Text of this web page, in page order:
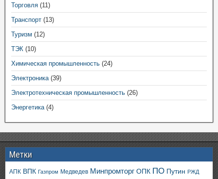
Торговля (11)
Транспорт (13)
Туризм (12)
ТЭК (10)
Химическая промышленность (24)
Электроника(39)
Электротехническая промышленность (26)
Энергетика(4)
Метки
АПК ВПК Газпром Медведев Минпромторг ОПК ПО Путин РЖД